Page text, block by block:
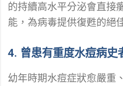
的持續高水平分泌會直接
能，為病毒提供復甦的絕
4. 曾患有重度水痘病史
幼年時期水痘症狀愈嚴重